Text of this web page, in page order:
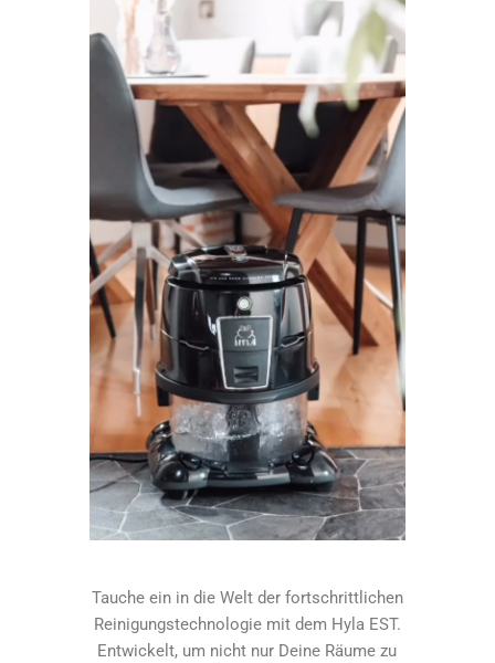
Tauche ein in die Welt der fortschrittlichen
Reinigungstechnologie mit dem Hyla EST.
Entwickelt, um nicht nur Deine Räume zu